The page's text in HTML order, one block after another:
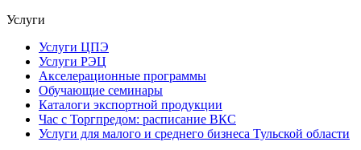
Услуги
Услуги ЦПЭ
Услуги РЭЦ
Акселерационные программы
Обучающие семинары
Каталоги экспортной продукции
Час с Торгпредом: расписание ВКС
Услуги для малого и среднего бизнеса Тульской области